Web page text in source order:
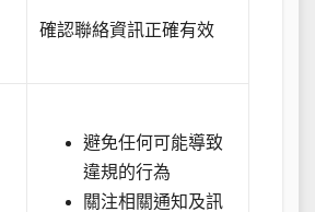
確認聯絡資訊正確有效
避免任何可能導致
違規的行為
關注相關通知及訊